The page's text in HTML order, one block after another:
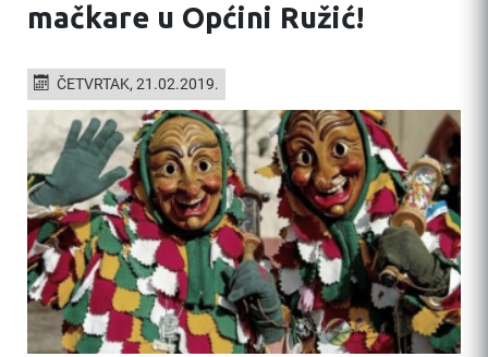
mačkare u Općini Ružić!
ČETVRTAK, 21.02.2019.